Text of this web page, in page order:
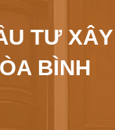
TƯ XÂY
BÌNH